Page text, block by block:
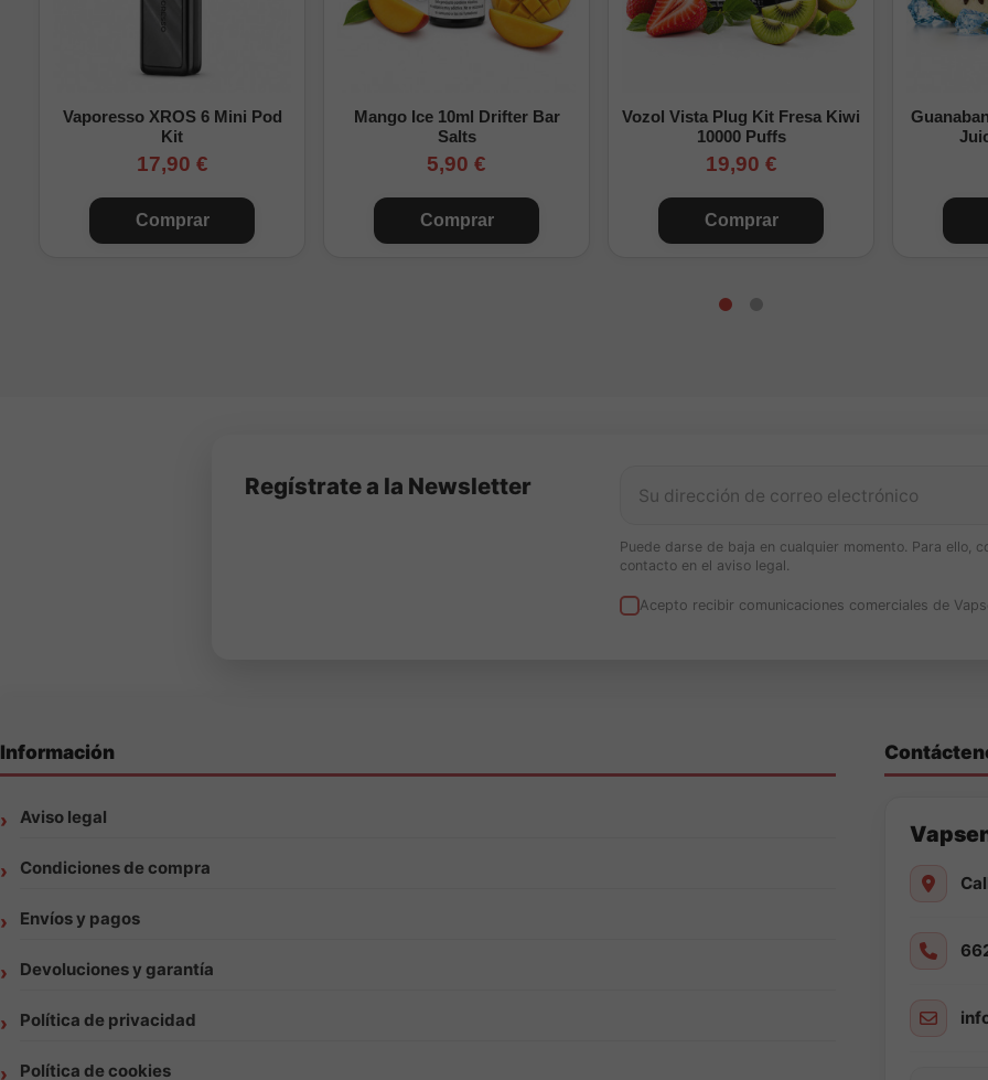
Vaporesso XROS 6 Mini Pod
Kit
17,90 €
Comprar
Mango Ice 10ml Drifter Bar
Salts
5,90 €
Comprar
Vozol Vista Plug Kit Fresa Kiwi
10000 Puffs
19,90 €
Comprar
Regístrate a la Newsletter
Puede darse de baja en cualquier momento. Para ello,
contacto en el aviso legal.
Acepto recibir comunicaciones comerciales de
Información
Aviso legal
Condiciones de compra
Envíos y pagos
Devoluciones y garantía
Política de privacidad
Política de cookies